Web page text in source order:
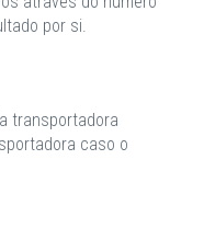
por si.
transportadora
caso o